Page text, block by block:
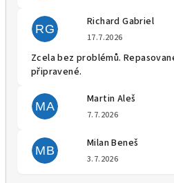
RG
Richard Gabriel
17.7.2026
Zcela bez problémů.
připravené.
MA
Martin Aleš
7.7.2026
MB
Milan Beneš
3.7.2026